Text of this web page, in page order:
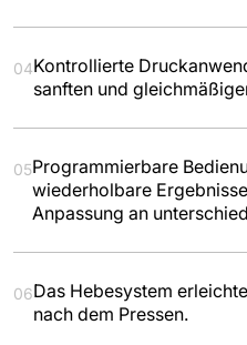
04Kontrollierte
sanften und
05Programmierbare
wiederholbare
Anpassung an
06Das Hebesystem
nach dem Pressen.